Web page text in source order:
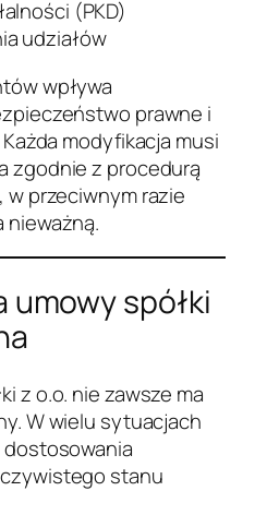
(PKD)
udziałów
wpływa
prawne i
modyfikacja musi
zgodnie z procedurą
w przeciwnym razie
nieważną.
umowy spółki
z o.o. nie zawsze ma
W wielu sytuacjach
stanu